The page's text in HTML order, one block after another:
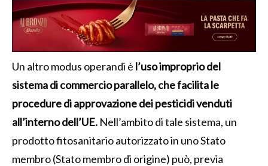
Un altro modus operandi è l’uso improprio del
sistema di commercio parallelo, che facilita le
procedure di approvazione dei pesticidi venduti
all’interno dell’UE. Nell’ambito di tale sistema, un
prodotto fitosanitario autorizzato in uno Stato
membro (Stato membro di origine) può, previa